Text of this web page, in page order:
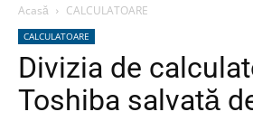
Acasă CALCULATOARE
CALCULATOARE
Divizia de
Toshiba salvată